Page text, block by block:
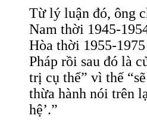
Từ lý luận đó, ông
Nam thời 1945-
Hòa thời 1955-
Pháp rồi sau đó là
trị cụ thể” vì thế
thừa hành nói trên
hệ’.”